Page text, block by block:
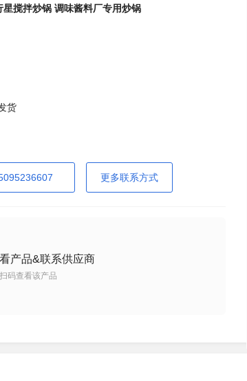
搅拌炒锅 调味酱料厂专用炒锅
货
更多联系方式
产品&联系供应商
码查看该产品